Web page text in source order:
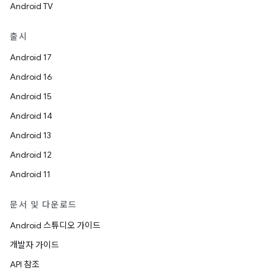
Android TV
출시
Android 17
Android 16
Android 15
Android 14
Android 13
Android 12
Android 11
문서 및 다운로드
Android 스튜디오 가이드
개발자 가이드
API 참조